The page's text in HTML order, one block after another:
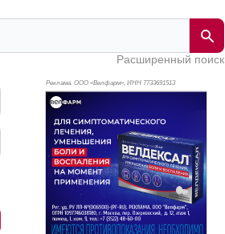
Расширенный поиск
Реклама. ООО «Велфарм», ИНН 7733691513